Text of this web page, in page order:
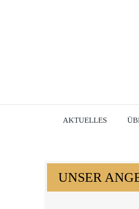
AKTUELLES
UNSER